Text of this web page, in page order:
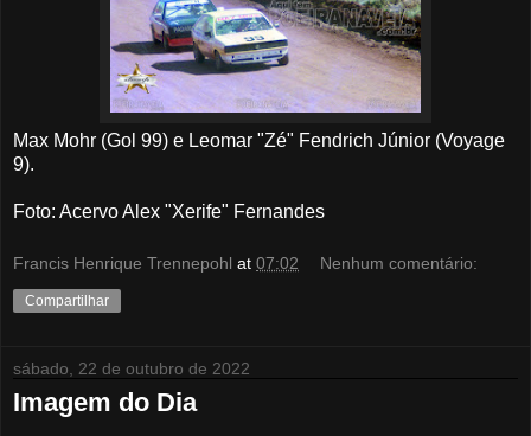
Max Mohr (Gol 99) e Leomar "Zé" Fendrich Júnior (Voyage
9).
Foto: Acervo Alex "Xerife" Fernandes
Francis Henrique Trennepohl at 07:02 Nenhum comentário:
Compartilhar
sábado, 22 de outubro de 2022
Imagem do Dia